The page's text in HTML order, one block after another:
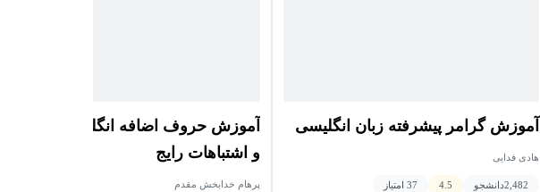
آموزش گرامر پیشرفته زبان انگلیسی
هادی فدایی
2,482دانشجو 4.5 37 امتیاز
آموزش حروف اضافه انگلیسی؛ کاربرد
و اشتباهات رایج
پرهام خدابخش مقدم